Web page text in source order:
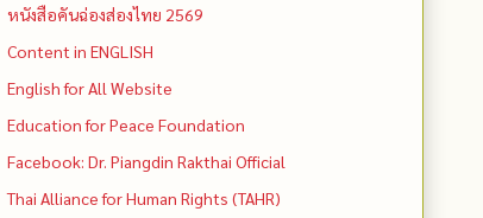
หนังสือคันฉ่องส่องไทย 2569
Content in ENGLISH
English for All Website
Education for Peace Foundation
Facebook: Dr. Piangdin Rakthai Official
Thai Alliance for Human Rights (TAHR)